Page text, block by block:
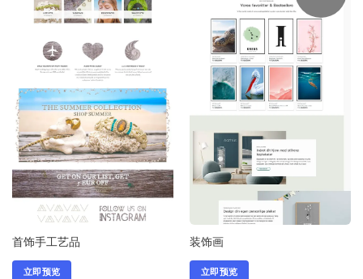
首饰手工艺品
立即预览
装饰画
立即预览